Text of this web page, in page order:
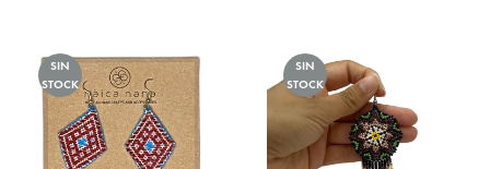
SIN
STOCK
SIN
STOCK